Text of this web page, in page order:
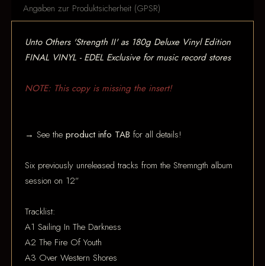
Angaben zur Produktsicherheit (GPSR)
Unto Others 'Strength II' as 180g Deluxe Vinyl Edition
FINAL VINYL - EDEL Exclusive for music record stores
NOTE: This copy is missing the insert!
→ See theproduct info TAB for all details!
Six previously unreleased tracks from the Stremngth album
session on 12”
Tracklist:
A1 Sailing In The Darkness
A2 The Fire Of Youth
A3 Over Western Shores